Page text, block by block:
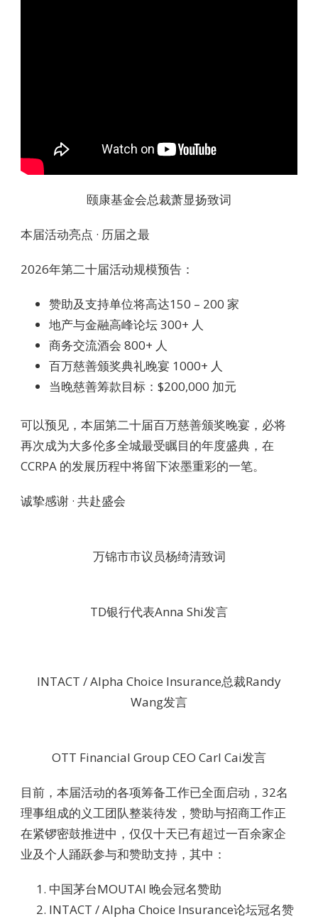
颐康基金会总裁萧显扬致词
本届活动亮点 · 历届之最
2026年第二十届活动规模预告：
赞助及支持单位将高达150 – 200 家
地产与金融高峰论坛 300+ 人
商务交流酒会 800+ 人
百万慈善颁奖典礼晚宴 1000+ 人
当晚慈善筹款目标：$200,000 加元
可以预见，本届第二十届百万慈善颁奖晚宴，必将
再次成为大多伦多全城最受瞩目的年度盛典，在
CCRPA 的发展历程中将留下浓墨重彩的一笔。
诚挚感谢 · 共赴盛会
万锦市市议员杨绮清致词
TD银行代表Anna Shi发言
INTACT / Alpha Choice Insurance总裁Randy
Wang发言
OTT Financial Group CEO Carl Cai发言
目前，本届活动的各项筹备工作已全面启动，32名
理事组成的义工团队整装待发，赞助与招商工作正
在紧锣密鼓推进中，仅仅十天已有超过一百余家企
业及个人踊跃参与和赞助支持，其中：
中国茅台MOUTAI 晚会冠名赞助
INTACT / Alpha Choice Insurance论坛冠名赞